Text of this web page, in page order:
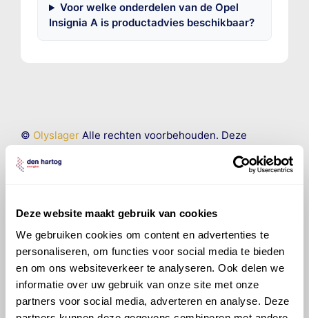
Deze website maakt gebruik van cookies
We gebruiken cookies om content en advertenties te
personaliseren, om functies voor social media te bieden
en om ons websiteverkeer te analyseren. Ook delen we
informatie over uw gebruik van onze site met onze
partners voor social media, adverteren en analyse. Deze
Voor welke onderdelen van de Opel
Insignia A is productadvies beschikbaar?
© OlyslagerAlle rechten voorbehouden. Deze
gereproduceerd, opgeslagen in een database of op
Organisation B.V. Hoewel alles in het werk is gesteld
en compleet mogelijk zijn, wordt geen
aansprakelijkheid aanvaard, anders dan waartoe een
wettelijke verplichting bestaat, voor schade of verlies
veroorzaakt door fouten of omissies in de verstrekte
informatie. Door deze olieaanbevelingsinformatie te